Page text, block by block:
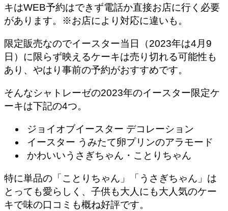
キはWEB予約はできず電話か直接お店に行く必要
があります。※お店により対応に違いも。
限定販売なのでイースター当日（2023年は4月9
日）に限らず映えるケーキは売り切れる可能性も
あり、やはり事前の予約がおすすめです。
そんなシャトレーゼの2023年のイースター限定ケ
ーキは下記の4つ。
ジョイオブイースター デコレーション
イースター うみたて卵プリンのアラモード
かわいいうさぎちゃん・ことりちゃん
特に単品の「ことりちゃん」「うさぎちゃん」は
とっても愛らしく、子供も大人にも大人気のケー
キで味の口コミも概ね好評です。